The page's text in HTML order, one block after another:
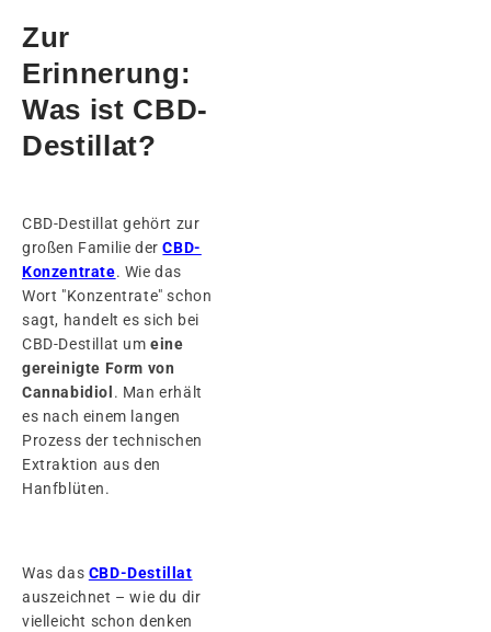
Zur
Erinnerung:
Was ist CBD-
Destillat?
CBD-Destillat gehört zur
großen Familie derCBD-
Konzentrate. Wie das
Wort "Konzentrate" schon
sagt, handelt es sich bei
CBD-Destillat umeine
gereinigte Form von
Cannabidiol . Man erhält
es nach einem langen
Prozess der technischen
Extraktion aus den
Hanfblüten.
Was das CBD-Destillat
auszeichnet – wie du dir
vielleicht schon denken